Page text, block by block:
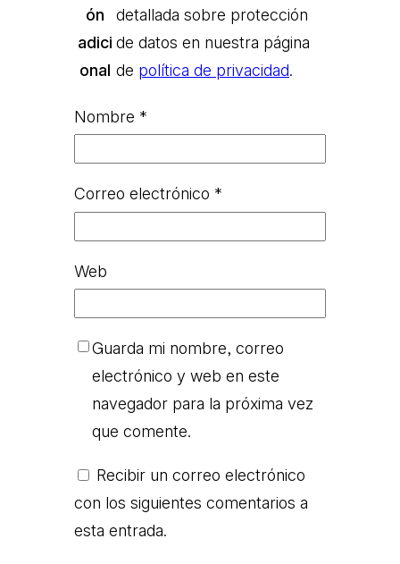
ón
adici
onal
detallada sobre protección
de datos en nuestra página
de política de privacidad.
Nombre *
Correo electrónico *
Web
Guarda mi nombre, correo
electrónico y web en este
navegador para la próxima vez
que comente.
Recibir un correo electrónico
con los siguientes comentarios a
esta entrada.